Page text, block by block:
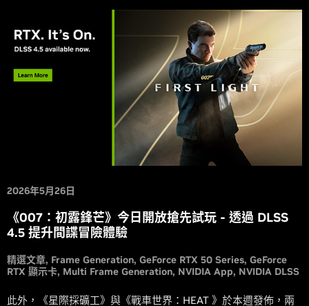
2026年5月26日
《007：初露鋒芒》今日開放搶先試玩 - 透過 DLSS
4.5 提升間諜冒險體驗
精選文章 Frame Generation GeForce RTX 50 Series GeForce
RTX 顯示卡 Multi Frame Generation NVIDIA App NVIDIA DLSS
此外，《星際採礦工》與《戰車世界：HEAT 》於本週發佈，兩